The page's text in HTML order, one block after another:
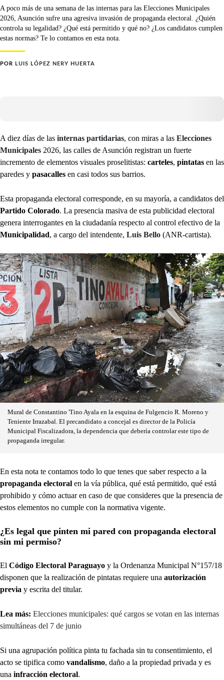
A poco más de una semana de las internas para las Elecciones Municipales
2026, Asunción sufre una agresiva invasión de propaganda electoral. ¿Quién
controla su legalidad? ¿Qué está permitido y qué no? ¿Los candidatos cumplen
estas normas? Te lo contamos en esta nota.
POR LUIS LÓPEZ NERY HUERTA
A diez días de las internas partidarias, con miras a las Elecciones
Municipales 2026, las calles de Asunción registran un fuerte
incremento de elementos visuales proselitistas: carteles, pintatas en las
paredes y pasacalles en casi todos sus barrios.
Esta propaganda electoral corresponde, en su mayoría, a candidatos del
Partido Colorado. La presencia masiva de esta publicidad electoral
genera interrogantes en la ciudadanía respecto al control efectivo de la
Municipalidad, a cargo del intendente, Luis Bello (ANR-cartista).
Mural de Constantino 'Tino Ayala en la esquina de Fulgencio R. Moreno y
Teniente Irrazabal. El precandidato a concejal es director de la Policía
Municipal Fiscalizadora, la dependencia que debería controlar este tipo de
propaganda irregular.
En esta nota te contamos todo lo que tenes que saber respecto a la
propaganda electoral en la vía pública, qué está permitido, qué está
prohibido y cómo actuar en caso de que consideres que la presencia de
estos elementos no cumple con la normativa vigente.
¿Es legal que pinten mi pared con propaganda electoral
sin mi permiso?
El Código Electoral Paraguayo y la Ordenanza Municipal N°157/18
disponen que la realización de pintatas requiere una autorización
previa y escrita del titular.
Lea más: Elecciones municipales: qué cargos se votan en las internas
simultáneas del 7 de junio
Si una agrupación política pinta tu fachada sin tu consentimiento, el
acto se tipifica como vandalismo, daño a la propiedad privada y es
una infracción electoral.